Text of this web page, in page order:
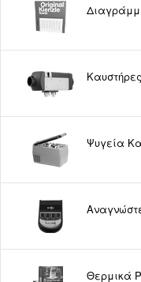
Καυστήρες
Ψυγεία
Θερμικά